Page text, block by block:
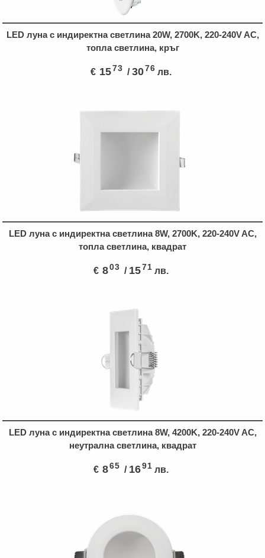
LED луна с индиректна светлина 20W, 2700K, 220-240V AC,
топла светлина, кръг
€ 1573 /3076 лв.
LED луна с индиректна светлина 8W, 2700K, 220-240V AC,
топла светлина, квадрат
€ 803 / 1571 лв.
LED луна с индиректна светлина 8W, 4200K, 220-240V AC,
неутрална светлина, квадрат
€ 865 / 1691 лв.